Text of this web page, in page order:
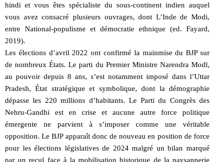
hindi et vous êtes spécialiste du sous-continent indien auquel
vous avez consacré plusieurs ouvrages, dont L’Inde de Modi,
entre National-populisme et démocratie ethnique (ed. Fayard,
2019).
Les élections d’avril 2022 ont confirmé la mainmise du BJP sur
de nombreux États. Le parti du Premier Ministre Narendra Modī,
au pouvoir depuis 8 ans, s’est notamment imposé dans l’Uttar
Pradesh, État stratégique et symbolique, dont la démographie
dépasse les 220 millions d’habitants. Le Parti du Congrès des
Nehru-Gandhi est en crise et aucune autre force politique
émergente ne parvient à s’imposer comme une véritable
opposition. Le BJP apparaît donc de nouveau en position de force
pour les élections législatives de 2024 malgré un bilan marqué
par un recul face à la mobilisation historique de la paysannerie